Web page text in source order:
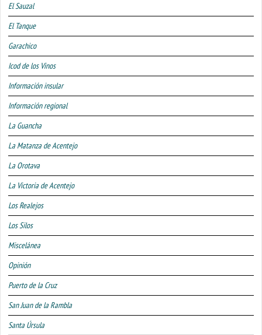
El Sauzal
El Tanque
Garachico
Icod de los Vinos
Información insular
Información regional
La Guancha
La Matanza de Acentejo
La Orotava
La Victoria de Acentejo
Los Realejos
Los Silos
Miscelánea
Opinión
Puerto de la Cruz
San Juan de la Rambla
Santa Úrsula